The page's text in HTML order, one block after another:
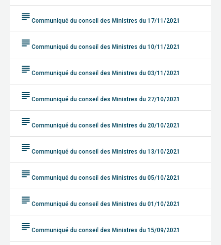
subject Communiqué du conseil des Ministres du 17/11/2021
subject Communiqué du conseil des Ministres du 10/11/2021
subject Communiqué du conseil des Ministres du 03/11/2021
subject Communiqué du conseil des Ministres du 27/10/2021
subject Communiqué du conseil des Ministres du 20/10/2021
subject Communiqué du conseil des Ministres du 13/10/2021
subject Communiqué du conseil des Ministres du 05/10/2021
subject Communiqué du conseil des Ministres du 01/10/2021
subject Communiqué du conseil des Ministres du 15/09/2021